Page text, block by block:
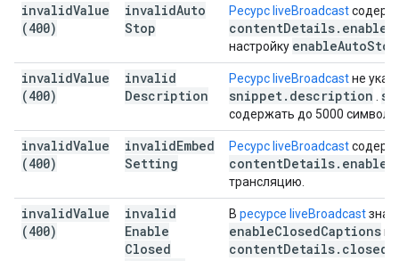
invalidValue
(400)
invalidAuto
Stop
Ресурс liveBroadcast
contentDetails. enable
настройку enableAutoStop
invalidValue
(400)
invalid
Description
Ресурс liveBroadcastне
snippet. description
содержать до 5000
invalidValue
(400)
invalidEmbed
Setting
Ресурс liveBroadcast
contentDetails. enable
трансляцию.
invalidValue
(400)
invalid
Enable
Closed
В ресурсе liveBroadcast
enableClosedCaptions
contentDetails. closed